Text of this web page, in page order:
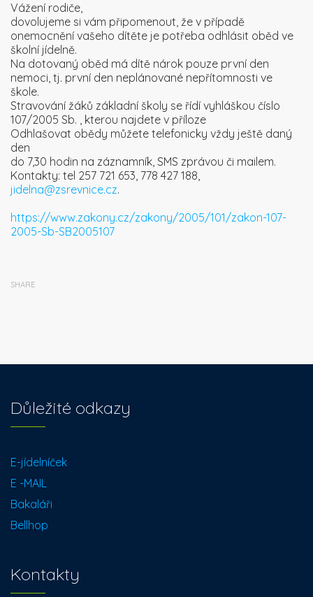
Vážení rodiče,
dovolujeme si vám připomenout, že v případě
onemocnění vašeho dítěte je potřeba odhlásit oběd ve
školní jídelně.
Na dotovaný oběd má dítě nárok pouze první den
nemoci, tj. první den neplánované nepřítomnosti ve
škole.
Stravování žáků základní školy se řídí vyhláškou číslo
107/2005 Sb. , kterou najdete v příloze
Odhlašovat obědy můžete telefonicky vždy ještě daný
den
do 7,30 hodin na záznamník, SMS zprávou či mailem.
Kontakty: tel 257 721 653, 778 427 188,
jidelna@zsrevnice.cz.
https://www.zakony.cz/zakony/2005/101/zakon-107-
2005-Sb-SB2005107
SHARE
Důležité odkazy
E-jídelníček
E -MAIL
Bakaláři
Bellhop
Kontakty